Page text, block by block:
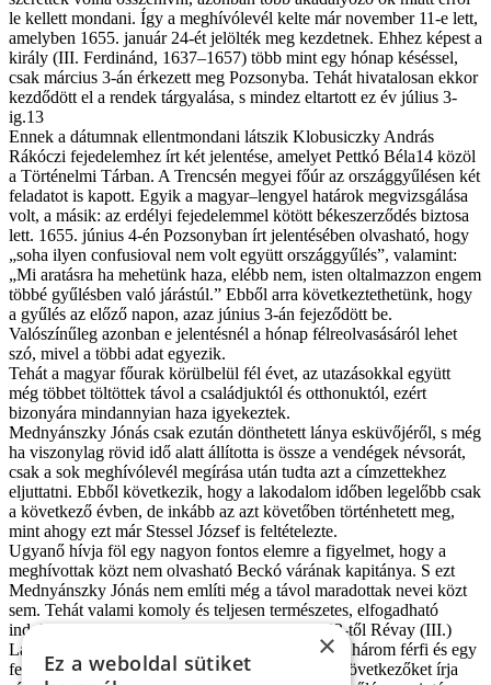
le kellett mondani. Így a meghívólevél kelte már november 11-e lett,
amelyben 1655. január 24-ét jelölték meg kezdetnek. Ehhez képest a
király (III. Ferdinánd, 1637–1657) több mint egy hónap késéssel,
csak március 3-án érkezett meg Pozsonyba. Tehát hivatalosan ekkor
kezdődött el a rendek tárgyalása, s mindez eltartott ez év július 3-
ig.13
Ennek a dátumnak ellentmondani látszik Klobusiczky András
Rákóczi fejedelemhez írt két jelentése, amelyet Pettkó Béla14 közöl
a Történelmi Tárban. A Trencsén megyei főúr az országgyűlésen két
feladatot is kapott. Egyik a magyar–lengyel határok megvizsgálása
volt, a másik: az erdélyi fejedelemmel kötött békeszerződés biztosa
lett. 1655. június 4-én Pozsonyban írt jelentésében olvasható, hogy
„soha ilyen confusioval nem volt együtt országgyűlés”, valamint:
„Mi aratásra ha mehetünk haza, elébb nem, isten oltalmazzon engem
többé gyűlésben való járástúl.” Ebből arra következtethetünk, hogy
a gyűlés az előző napon, azaz június 3-án fejeződött be.
Valószínűleg azonban e jelentésnél a hónap félreolvasásáról lehet
szó, mivel a többi adat egyezik.
Tehát a magyar főurak körülbelül fél évet, az utazásokkal együtt
még többet töltöttek távol a családjuktól és otthonuktól, ezért
bizonyára mindannyian haza igyekeztek.
Mednyánszky Jónás csak ezután dönthetett lánya esküvőjéről, s még
ha viszonylag rövid idő alatt állította is össze a vendégek névsorát,
csak a sok meghívólevél megírása után tudta azt a címzettekhez
eljuttatni. Ebből következik, hogy a lakodalom időben legelőbb csak
a következő évben, de inkább az azt követőben történhetett meg,
mint ahogy ezt már Stessel József is feltételezte.
Ugyanő hívja föl egy nagyon fontos elemre a figyelmet, hogy a
meghívottak közt nem olvasható Beckó várának kapitánya. S ezt
Mednyánszky Jónás nem említi még a távol maradottak nevei közt
sem. Tehát valami komoly és teljesen természetes, elfogadható
indoknak kellett ennek lennie. Mint ismert, 1632-től Révay (III.)
László volt a vár kapitánya, akinek rokonságából három férfi és egy
feleség is jelen volt az eseményen. Nagy Iván a következőket írja
×
Ez a weboldal sütiket